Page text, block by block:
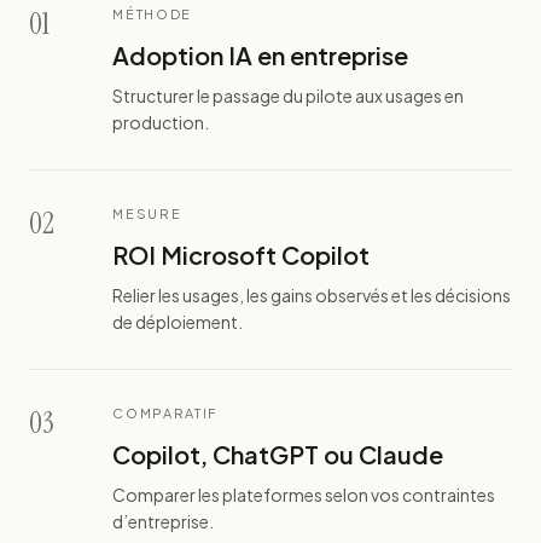
01 MÉTHODE
Adoption IA en entreprise
Structurer le passage du pilote aux usages en
production.
02 MESURE
ROI Microsoft Copilot
Relier les usages, les gains observés et les décisions
de déploiement.
03 COMPARATIF
Copilot, ChatGPT ou Claude
Comparer les plateformes selon vos contraintes
d’entreprise.